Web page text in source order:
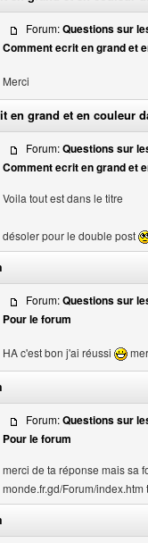
Forum:Questions sur
Comment ecrit en grand et
Merci
en grand et en couleur
Forum:Questions sur
Comment ecrit en grand et
Voila tout est dans le titre
désoler pour le double post
Forum:Questions sur
Pour le forum
HA c'est bon j'ai réussi
Forum:Questions sur
Pour le forum
merci de ta réponse mais sa
monde.fr.gd/Forum/